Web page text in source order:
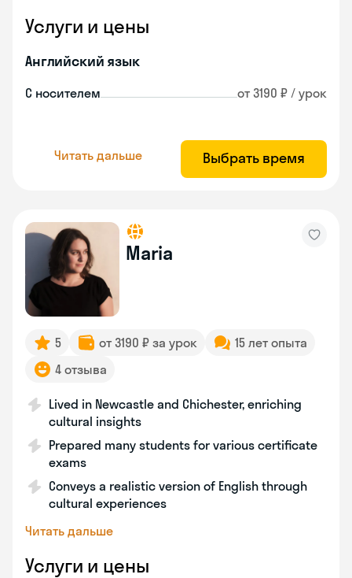
Услуги и цены
Английский язык
С носителем от 3190 ₽ / урок
Читать дальше Выбрать время
Maria
5 от 3190 ₽ за урок
15 лет опыта
4 отзыва
Lived in Newcastle and Chichester, enriching
cultural insights
Prepared many students for various certificate
exams
Conveys a realistic version of English through
cultural experiences
Читать дальше
Услуги и цены